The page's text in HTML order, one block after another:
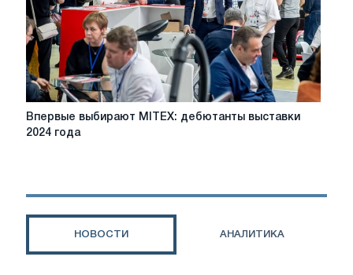
Впервые
выбирают
2024
Впервые выбирают MITEX: дебютанты выставки
2024 года
НОВОСТИ АНАЛИТИКА